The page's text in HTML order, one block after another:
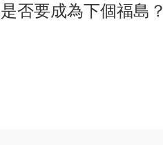
是否要成為下個福島？